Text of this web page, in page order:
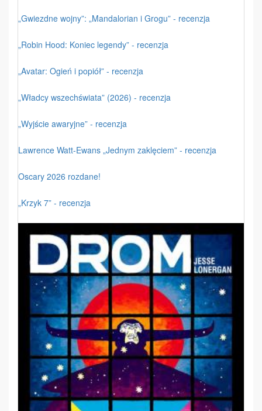
„Gwiezdne wojny”: „Mandalorian i Grogu” - recenzja
„Robin Hood: Koniec legendy” - recenzja
„Avatar: Ogień i popiół” - recenzja
„Władcy wszechświata” (2026) - recenzja
„Wyjście awaryjne” - recenzja
Lawrence Watt-Ewans „Jednym zaklęciem” - recenzja
Oscary 2026 rozdane!
„Krzyk 7” - recenzja